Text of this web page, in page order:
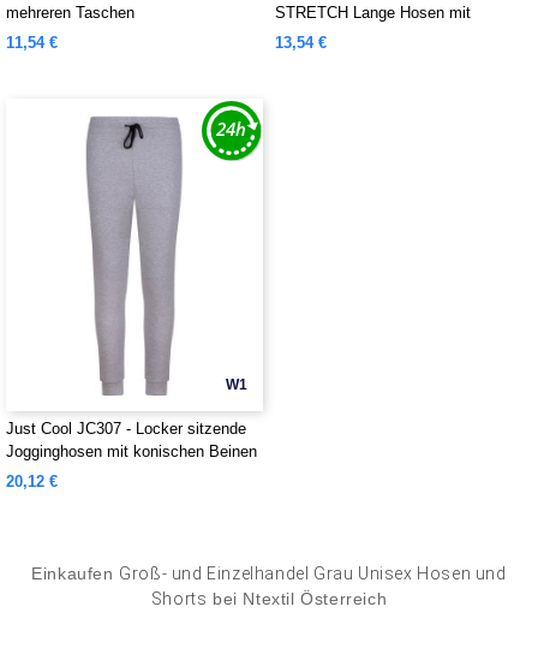
mehreren Taschen
11,54 €
STRETCH Lange Hosen mit
mehreren Taschen
13,54 €
W1
Just Cool JC307 - Locker sitzende
Jogginghosen mit konischen Beinen
20,12 €
Einkaufen Groß- und Einzelhandel Grau Unisex Hosen und
Shorts bei Ntextil Österreich